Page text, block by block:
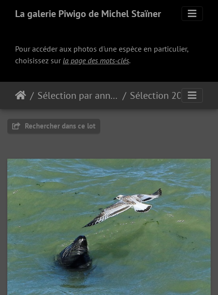
La galerie Piwigo de Michel Staïner
Pour accéder aux photos d'une espèce en particulier,
choisissez surla page des mots-clés.
Sélection par année Sélection 2018
Rechercher dans ce lot